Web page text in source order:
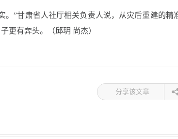
。”甘肃省人社厅相关负责人说，从灾后重建的精
更有奔头。（邱玥 尚杰）
分享该文章